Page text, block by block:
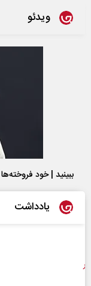
ویدئو
ببینید | خود
یادداشت